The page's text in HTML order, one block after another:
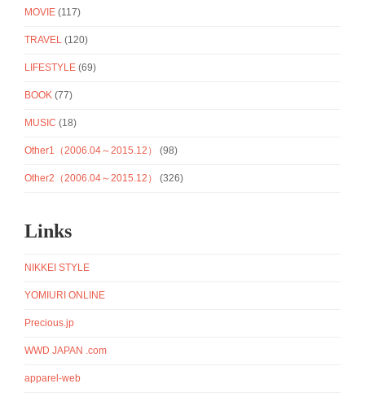
MOVIE (117)
TRAVEL (120)
LIFESTYLE (69)
BOOK (77)
MUSIC (18)
Other1（2006.04～2015.12） (98)
Other2（2006.04～2015.12） (326)
Links
NIKKEI STYLE
YOMIURI ONLINE
Precious.jp
WWD JAPAN .com
apparel-web